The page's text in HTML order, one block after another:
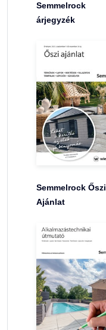
Semmelrock
árjegyzék
Semmelrock Őszi
Ajánlat